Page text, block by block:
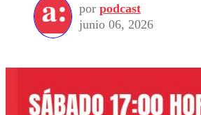
por podcast
junio 06, 2026